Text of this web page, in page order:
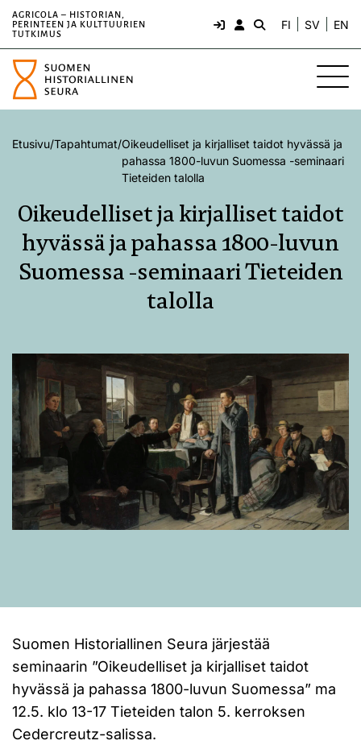
AGRICOLA – HISTORIAN,
PERINTEEN JA KULTTUURIEN
TUTKIMUS
FI SV EN
Etusivu/Tapahtumat/Oikeudelliset ja kirjalliset taidot hyvässä ja
pahassa 1800-luvun Suomessa -seminaari
Tieteiden talolla
Oikeudelliset ja kirjalliset taidot
hyvässä ja pahassa 1800-luvun
Suomessa -seminaari Tieteiden
talolla
Suomen Historiallinen Seura järjestää
seminaarin ”Oikeudelliset ja kirjalliset taidot
hyvässä ja pahassa 1800-luvun Suomessa” ma
12.5. klo 13-17 Tieteiden talon 5. kerroksen
Cedercreutz-salissa.